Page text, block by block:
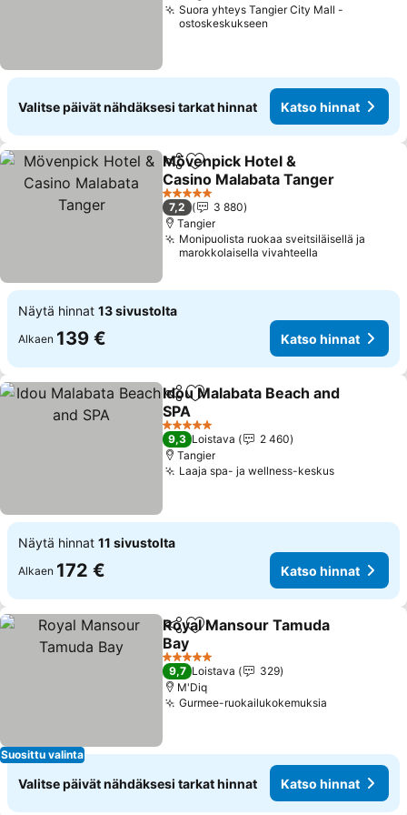
Suora yhteys Tangier City Mall -
ostoskeskukseen
Valitse päivät nähdäksesi tarkat hinnat Katso hinnat
Jaa Lisää suosikkeihin
Mövenpick Hotel &
Casino Malabata Tanger
Katso hinnat
5 Tähtiluokitus
7,2
3 880
Tangier
Monipuolista ruokaa sveitsiläisellä ja
marokkolaisella vivahteella
Näytä hinnat 13 sivustolta
Alkaen 139 € Katso hinnat
Jaa Lisää suosikkeihin
Idou Malabata Beach and
SPA
Katso hinnat
5 Tähtiluokitus
9,3 Loistava
2 460
Tangier
Laaja spa- ja wellness-keskusKatso
Näytä hinnat 11 sivustolta
Alkaen 172 € Katso hinnat
Suosittu valinta
Jaa Lisää suosikkeihin
Royal Mansour Tamuda
Bay
Katso hinnat
5 Tähtiluokitus
9,7 Loistava
329
M'Diq
Gurmee-ruokailukokemuksia
Valitse päivät nähdäksesi tarkat hinnat Katso hinnat